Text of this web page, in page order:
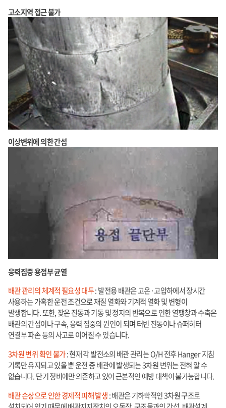
고소지역 접근 불가
이상변위에 의한 간섭
응력집중 용접부 균열
배관 관리의 체계적 필요성 대두: 발전용 배관은 고온·고압하에서 장시간
사용하는 가혹한 운전 조건으로 재질 열화와 기계적 열화 및 변형이
발생합니다. 또한, 잦은 진동과 기동 및 정지의 반복으로 인한 열팽창과 수축은
배관의 간섭이나 구속, 응력 집중의 원인이 되며 터빈 진동이나 슈퍼히터
연결부 파손 등의 사고로 이어질 수 있습니다.
3차원 변위 확인 불가: 현재 각 발전소의 배관 관리는 O/H 전후 Hanger 지침
기록만 유지되고 있을 뿐 운전 중 배관에 발생되는 3차원 변위는 전혀 알 수
없습니다. 단기 정비에만 의존하고 있어 근본적인 예방 대책이 불가능합니다.
배관 손상으로 인한 경제적 피해 발생: 배관은 기하학적인 3차원 구조로